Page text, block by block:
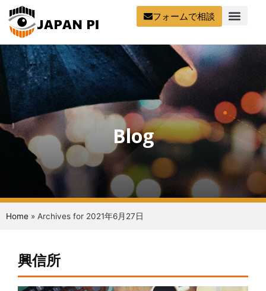
フォームで相談
Blog
Home » Archives for 2021年6月27日
興信所